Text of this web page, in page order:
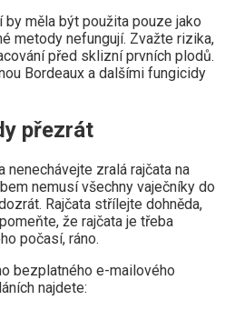
by měla být použita pouze jako
metody nefungují. Zvažte rizika,
před sklizní prvních plodů.
Bordeaux a dalšími fungicidy
přezrát
nenechávejte zralá rajčata na
nemusí všechny vaječníky do
Rajčata střílejte dohněda,
že rajčata je třeba
počasí, ráno.
bezplatného e-mailového
najdete: